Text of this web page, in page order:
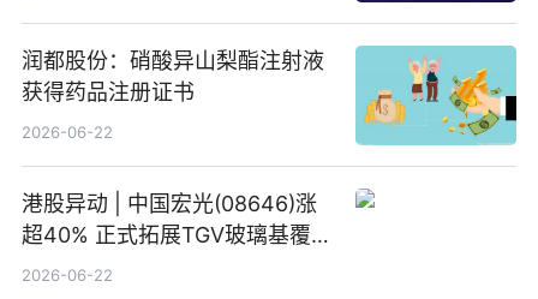
润都股份：硝酸异山梨酯注射液
获得药品注册证书
2026-06-22
港股异动 | 中国宏光(08646)涨
超40% 正式拓展TGV玻璃基覆铜
板新材料业务
2026-06-22